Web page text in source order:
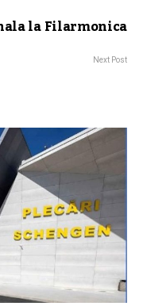
la Filarmonica
Next Post